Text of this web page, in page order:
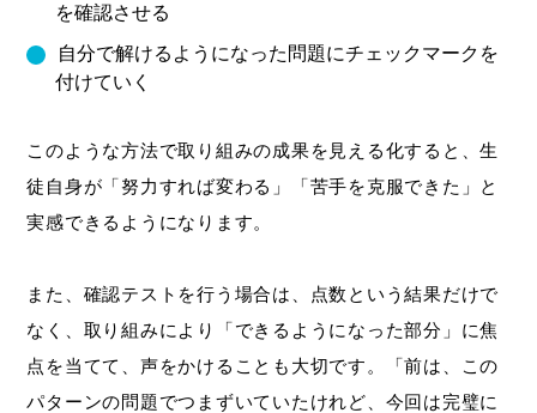
を確認させる
自分で解けるようになった問題にチェックマークを
付けていく
このような方法で取り組みの成果を見える化すると、生
徒自身が「努力すれば変わる」「苦手を克服できた」と
実感できるようになります。
また、確認テストを行う場合は、点数という結果だけで
なく、取り組みにより「できるようになった部分」に焦
点を当てて、声をかけることも大切です。「前は、この
パターンの問題でつまずいていたけれど、今回は完璧に